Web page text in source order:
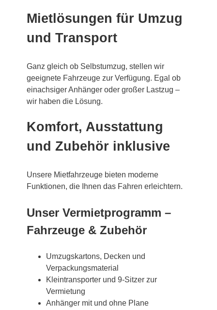
Mietlösungen für Umzug
und Transport
Ganz gleich ob Selbstumzug, stellen wir
geeignete Fahrzeuge zur Verfügung. Egal ob
einachsiger Anhänger oder großer Lastzug –
wir haben die Lösung.
Komfort, Ausstattung
und Zubehör inklusive
Unsere Mietfahrzeuge bieten moderne
Funktionen, die Ihnen das Fahren erleichtern.
Unser Vermietprogramm –
Fahrzeuge & Zubehör
Umzugskartons, Decken und
Verpackungsmaterial
Kleintransporter und 9-Sitzer zur
Vermietung
Anhänger mit und ohne Plane